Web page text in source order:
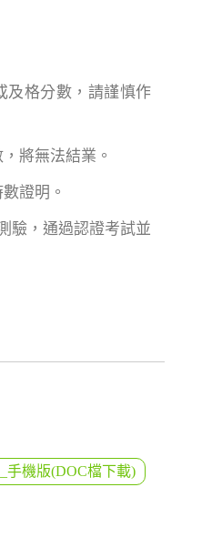
及格分數，請謹慎作
將無法結業。
證明。
驗，通過認證考試並
手機版(DOC檔下載)